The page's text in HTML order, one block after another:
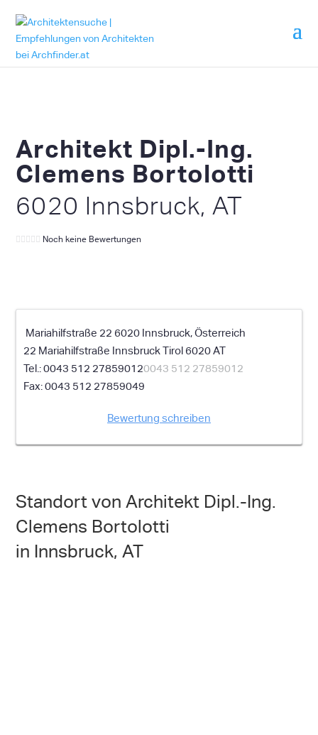
Architekt Dipl.-Ing.
Clemens Bortolotti
6020 Innsbruck, AT
Noch keine Bewertungen
Mariahilfstraße 22 6020 Innsbruck, Österreich
22 Mariahilfstraße Innsbruck Tirol 6020 AT
0043 512 278590120043 512 27859012
0043 512 27859049
Bewertung schreiben
Standort von Architekt Dipl.-Ing.
Clemens Bortolotti
in Innsbruck, AT